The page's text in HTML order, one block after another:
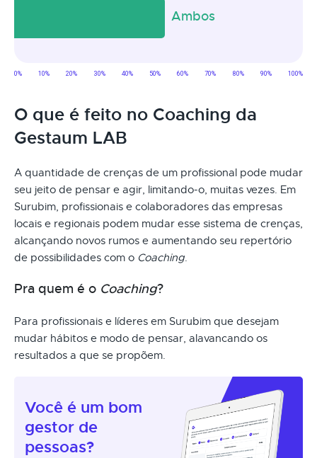
O que é feito no Coaching da
Gestaum LAB
A quantidade de crenças de um profissional pode mudar
seu jeito de pensar e agir, limitando-o, muitas vezes. Em
Surubim, profissionais e colaboradores das empresas
locais e regionais podem mudar esse sistema de crenças,
alcançando novos rumos e aumentando seu repertório
de possibilidades com o Coaching.
Pra quem é o Coaching?
Para profissionais e líderes em Surubim que desejam
mudar hábitos e modo de pensar, alavancando os
resultados a que se propõem.
Você é um bom
gestor de
pessoas?